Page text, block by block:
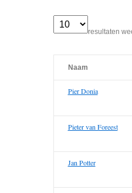
resultaten
Naam
Pier Donia
Pieter van Foreest
Jan Potter